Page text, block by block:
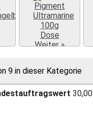
Weiter »
9 in dieser Kategorie